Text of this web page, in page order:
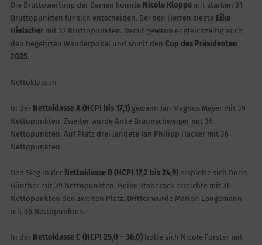
Die Bruttowertung der Damen konnte Nicole Kloppemit starken 31
Bruttopunkten für sich entscheiden. Bei den Herren siegte Eike
Hielschermit 32 Bruttopunkten. Damit gewann er gleichzeitig auch
den begehrten Wanderpokal und somit den Cup des Präsidenten
2025.
Nettoklassen
In der Nettoklasse A (HCPI bis 17,1)gewann Jan Magnus Meyer mit 39
Nettopunkten. Zweiter wurde Anke Braunschweiger mit 36
Nettopunkten. Auf Platz drei landete Jan Philipp Hacker mit 36
Nettopunkten.
Den Sieg in der Nettoklasse B (HCPI 17,2 bis 24,9)erspielte sich Doris
Günther mit 39 Nettopunkten. Heike Staberock erreichte mit 36
Nettopunkten den zweiten Platz. Dritter wurde Marion Langemann
mit 36 Nettopunkten.
In der Nettoklasse C (HCPI 25,0 – 36,0)holte sich Nicole Forster mit